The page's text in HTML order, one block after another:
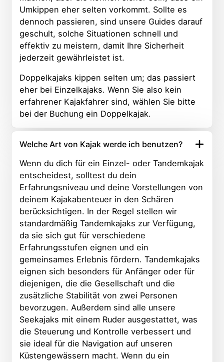
Umkippen eher selten vorkommt. Sollte es
dennoch passieren, sind unsere Guides darauf
geschult, solche Situationen schnell und
effektiv zu meistern, damit Ihre Sicherheit
jederzeit gewährleistet ist.
Doppelkajaks kippen selten um; das passiert
eher bei Einzelkajaks. Wenn Sie also kein
erfahrener Kajakfahrer sind, wählen Sie bitte
bei der Buchung ein Doppelkajak.
Welche Art von Kajak werde ich benutzen?
Wenn du dich für ein Einzel- oder Tandemkajak
entscheidest, solltest du dein
Erfahrungsniveau und deine Vorstellungen von
deinem Kajakabenteuer in den Schären
berücksichtigen. In der Regel stellen wir
standardmäßig Tandemkajaks zur Verfügung,
da sie sich gut für verschiedene
Erfahrungsstufen eignen und ein
gemeinsames Erlebnis fördern. Tandemkajaks
eignen sich besonders für Anfänger oder für
diejenigen, die die Gesellschaft und die
zusätzliche Stabilität von zwei Personen
bevorzugen. Außerdem sind alle unsere
Seekajaks mit einem Ruder ausgestattet, was
die Steuerung und Kontrolle verbessert und
sie ideal für die Navigation auf unseren
Küstengewässern macht. Wenn du ein